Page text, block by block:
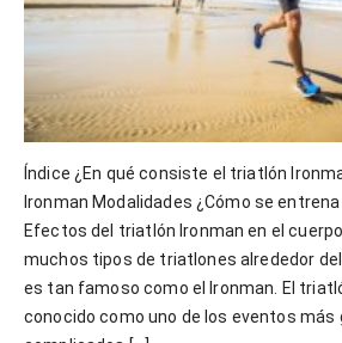
Índice ¿En qué consiste el triatlón
Ironman Modalidades ¿Cómo se
Efectos del triatlón Ironman en el
muchos tipos de triatlones alrededor
es tan famoso como el Ironman. El
conocido como uno de los eventos más